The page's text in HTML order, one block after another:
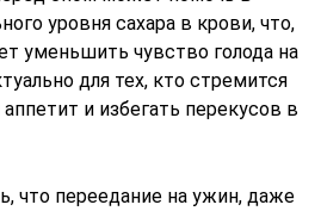
уровня сахара в крови, что,
уменьшить чувство голода на
для тех, кто стремится
и избегать перекусов в
что переедание на ужин, даже